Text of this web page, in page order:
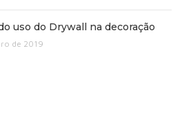
uso do Drywall na decoração
de 2019